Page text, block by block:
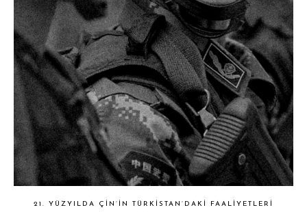
21. YÜZYILDA ÇIN’IN TÜRKISTAN’DAKI FAALIYETLERI